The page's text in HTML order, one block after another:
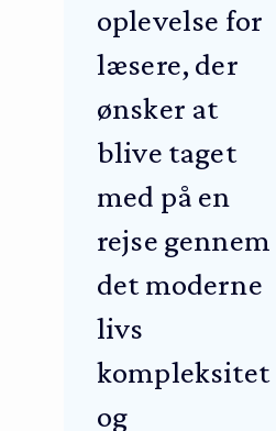
oplevelse for
læsere, der
ønsker at
blive taget
med på en
rejse gennem
det moderne
livs
kompleksitet
og